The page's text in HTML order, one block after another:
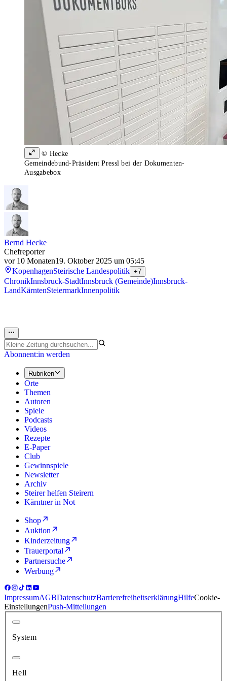
© Hecke
Gemeindebund-Präsident Pressl bei der Dokumenten-
Ausgabebox
Bernd Hecke
Chefreporter
vor 10 Monaten19. Oktober 2025 um 05:45
KopenhagenSteirische Landespolitik +7
ChronikInnsbruck-StadtInnsbruck (Gemeinde)Innsbruck-
LandKärntenSteiermarkInnenpolitik
Abonnent:in werden
Rubriken
Orte
Themen
Autoren
Spiele
Podcasts
Videos
Rezepte
E-Paper
Club
Gewinnspiele
Newsletter
Archiv
Steirer helfen Steirern
Kärntner in Not
Shop
Auktion
Kinderzeitung
Trauerportal
Partnersuche
Werbung
ImpressumAGBDatenschutzBarrierefreiheitserklärungHilfeCookie-
EinstellungenPush-Mitteilungen
System
Hell